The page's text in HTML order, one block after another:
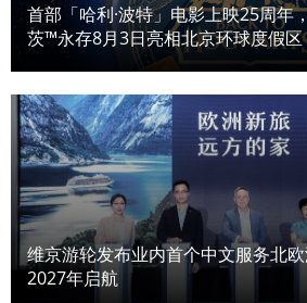
首部「哈利·波特」电影上映25周年
茨™永存8月3日亮相北京环球度假区
维京游轮发布业内首个中文服务北
2027年启航